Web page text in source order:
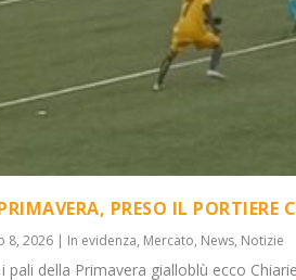
PRESO IL PORTIERE
8, 2026 | In evidenza, Mercato, News, Notizie
i pali della Primavera gialloblù ecco